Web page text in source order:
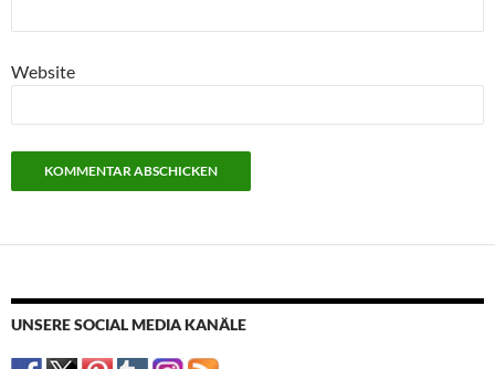
Website
UNSERE SOCIAL MEDIA KANÄLE